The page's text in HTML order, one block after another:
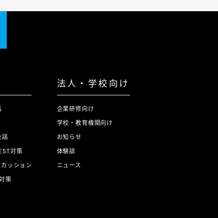
話
対策
ッション
策
法人・学校向け
企業研修向け
学校・教育機関向け
お知らせ
体験談
ニュース